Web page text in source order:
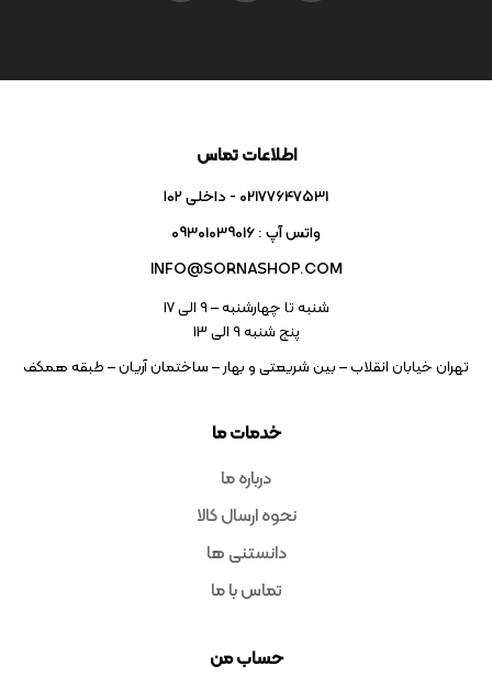
خدمات ما
درباره ما
نحوه ارسال کالا
دانستنی ها
تماس با ما
حساب من
اطلاعات تماس
02177647531 - داخلی ۱۰۲
واتس آپ : 09301039016
INFO@SORNASHOP.COM
شنبه تا چهارشنبه – ۹ الی 17
پنج شنبه ۹ الی 13
تهران خیابان انقلاب – بین شریعتی و بهار – ساختمان آریان – طبقه همکف